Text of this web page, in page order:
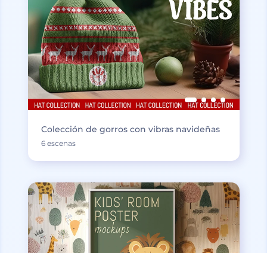
Colección de gorros con vibras navideñas
6 escenas